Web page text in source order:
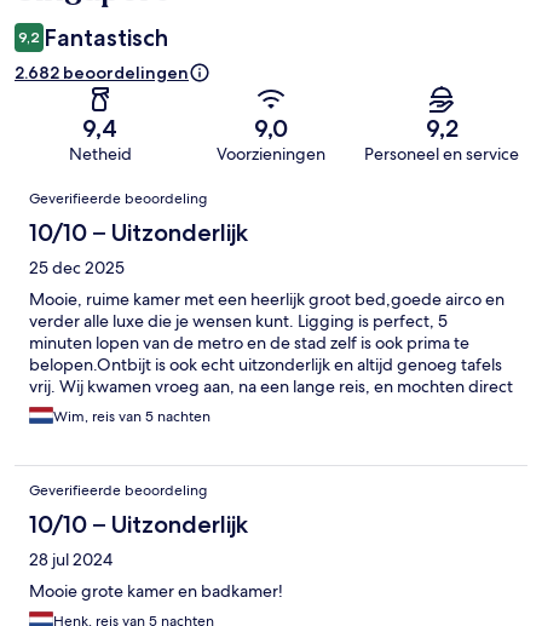
9,2 Fantastisch
2.682 beoordelingen
9,4
Netheid
9,0
Voorzieningen
9,2
Personeel en service
Beoordelingen
Geverifieerde beoordeling
10/10 – Uitzonderlijk
25 dec 2025
Mooie, ruime kamer met een heerlijk groot bed,goede airco en
verder alle luxe die je wensen kunt. Ligging is perfect, 5
minuten lopen van de metro en de stad zelf is ook prima te
belopen.Ontbijt is ook echt uitzonderlijk en altijd genoeg tafels
vrij. Wij kwamen vroeg aan, na een lange reis, en mochten direct
naar de kamer. Echt een heel fijn hotel, heeft ons verblijf van 5
dagen bijzonder aangenaam gemaakt.
Wim, reis van 5 nachten
Geverifieerde beoordeling
10/10 – Uitzonderlijk
28 jul 2024
Mooie grote kamer en badkamer!
Henk, reis van 5 nachten